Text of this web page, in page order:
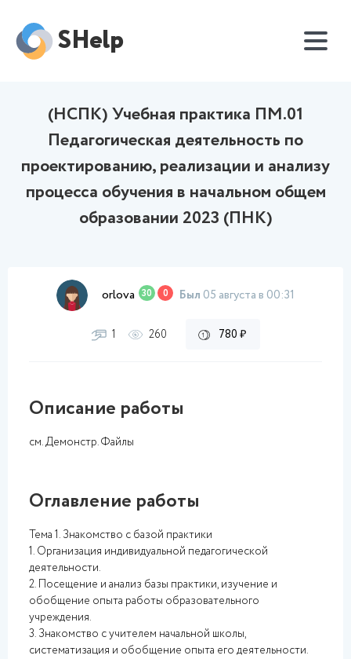
SHelp
(НСПК) Учебная практика ПМ.01
Педагогическая деятельность по
проектированию, реализации и анализу
процесса обучения в начальном общем
образовании 2023 (ПНК)
orlova 30 0 Был 05 августа в 00:31
1 260 780 ₽
Описание работы
см. Демонстр. Файлы
Оглавление работы
Тема 1. Знакомство с базой практики
1. Организация индивидуальной педагогической
деятельности.
2. Посещение и анализ базы практики, изучение и
обобщение опыта работы образовательного
учреждения.
3. Знакомство с учителем начальной школы,
систематизация и обобщение опыта его деятельности.